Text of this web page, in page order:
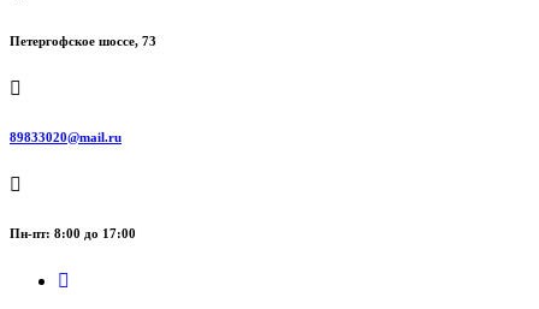
Петергофское шоссе, 73
89833020@mail.ru
Пн-пт: 8:00 до 17:00